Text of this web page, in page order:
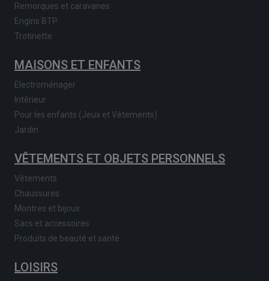
Remorques et caravanes
Engins BTP
Trotinette
MAISONS ET ENFANTS
Electroménager
Intérieur
Pour les enfants (Jeux et Vêtements)
Jardin
VÊTEMENTS ET OBJETS PERSONNELS
Vêtements
Chaussures
Montres et bijoux
Sacs et accessoires
Produits de beauté et santé
LOISIRS